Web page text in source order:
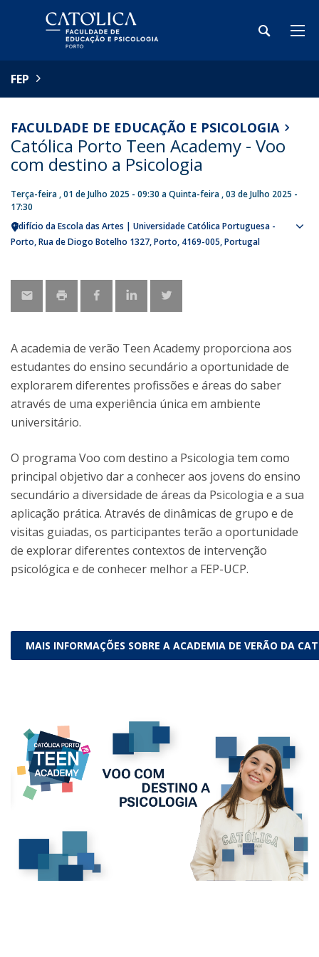
FEP
FACULDADE DE EDUCAÇÃO E PSICOLOGIA
Católica Porto Teen Academy - Voo
com destino a Psicologia
Terça-feira , 01 de Julho 2025 - 09:30 aQuinta-feira , 03 de Julho 2025 -
17:30
Edifício da Escola das Artes | Universidade Católica Portuguesa -
Porto Rua de Diogo Botelho 1327 Porto 4169-005 Portugal
A academia de verão Teen Academy proporciona aos
estudantes do ensino secundário a oportunidade de
explorarem diferentes profissões e áreas do saber
através de uma experiência única em ambiente
universitário.
O programa Voo com destino a Psicologia tem como
principal objetivo dar a conhecer aos jovens do ensino
secundário a diversidade de áreas da Psicologia e a sua
aplicação prática. Através de dinâmicas de grupo e de
visitas guiadas, os participantes terão a oportunidade
de explorar diferentes contextos de intervenção
psicológica e de conhecer melhor a FEP-UCP.
MAIS INFORMAÇÕES SOBRE A ACADEMIA DE VERÃO DA